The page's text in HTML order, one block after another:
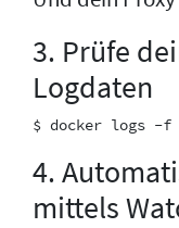
3. Prüfe
Logdaten
4.
mittels